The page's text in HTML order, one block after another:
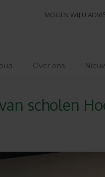
MOGEN WIJ U
Over ons
scholen